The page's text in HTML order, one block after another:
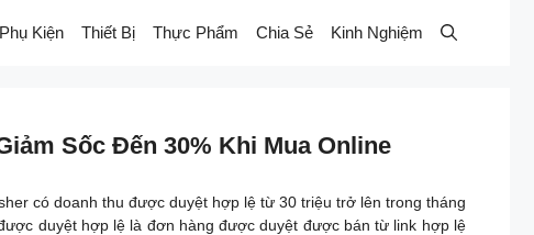
Phụ Kiện Thiết Bị Thực Phẩm Chia Sẻ Kinh Nghiệm
Sốc Đến 30% Khi Mua Online
có doanh thu được duyệt hợp lệ từ 30 triệu trở lên trong tháng
duyệt hợp lệ là đơn hàng được duyệt được bán từ link hợp lệ